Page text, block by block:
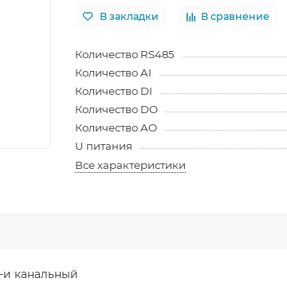
В закладки В сравнение
Количество RS485
Количество AI
Количество DI
Количество DO
Количество AO
U питания
Все характеристики
канальный